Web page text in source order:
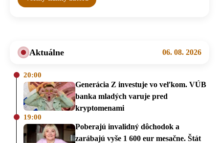
Aktuálne 06. 08. 2026
20:00
Generácia Z investuje vo veľkom. VÚB
banka mladých varuje pred
kryptomenami
19:00
Poberajú invalidný dôchodok a
zarábajú vyše 1 600 eur mesačne. Štát